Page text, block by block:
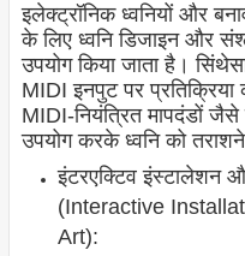
इलेक्ट्रॉनिक ध्वनियों और
के लिए ध्वनि डिजाइन और
उपयोग किया जाता है।
MIDI इनपुट पर
MIDI-नियंत्रित मापदंडों
उपयोग करके ध्वनि को
इंटरएक्टिव इंस्टालेशन
(Interactive
Art):